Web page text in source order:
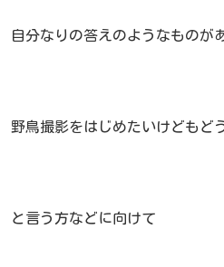
自分なりの答えのようなものが
野鳥撮影をはじめたいけどもど
と言う方などに向けて